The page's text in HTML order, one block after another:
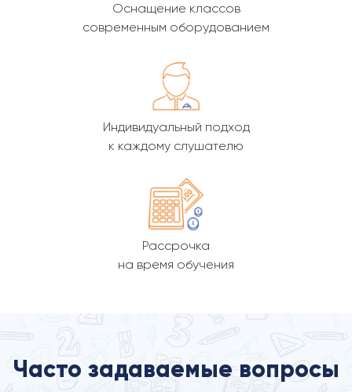
Оснащение классов
современным оборудованием
Индивидуальный подход
к каждому слушателю
Рассрочка
на время обучения
Часто задаваемые вопросы